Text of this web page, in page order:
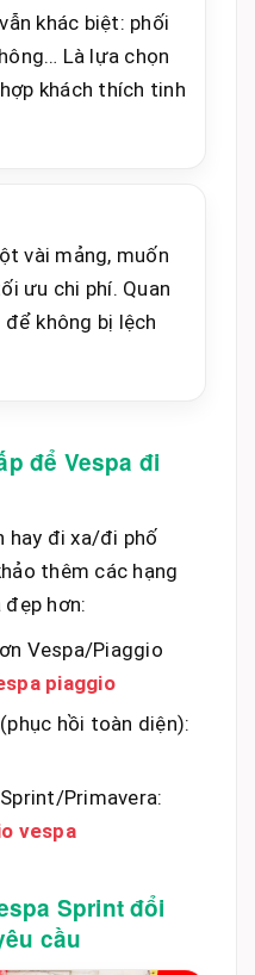
khác biệt: phối
Là lựa chọn
khách thích tinh
vài mảng, muốn
ưu chi phí. Quan
để không bị lệch
để Vespa đi
hay đi xa/đi phố
thêm các hạng
hơn:
Vespa/Piaggio
piaggio
hồi toàn diện):
Primavera:
vespa
Sprint đổi
cầu